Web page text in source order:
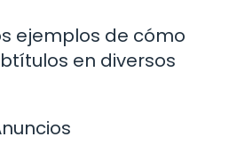
ejemplos de cómo
en diversos